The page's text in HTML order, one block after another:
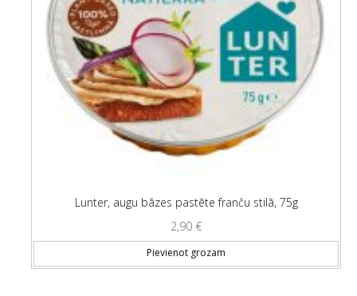
Lunter, augu bāzes pastēte franču stilā, 75g
2,90 €
Pievienot grozam